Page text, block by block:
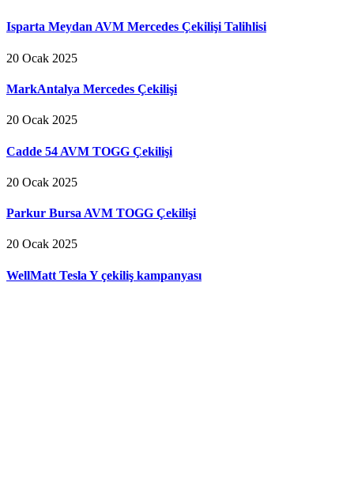
Isparta Meydan AVM Mercedes Çekilişi Talihlisi
20 Ocak 2025
MarkAntalya Mercedes Çekilişi
20 Ocak 2025
Cadde 54 AVM TOGG Çekilişi
20 Ocak 2025
Parkur Bursa AVM TOGG Çekilişi
20 Ocak 2025
WellMatt Tesla Y çekiliş kampanyası